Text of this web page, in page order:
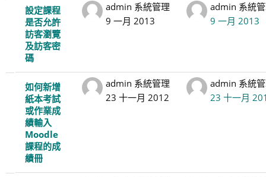
設定課程
是否允許
訪客瀏覽
及訪客密
碼
admin 系統管理
9 一月 2013
admin 系統
9 一月 2013
如何新增
紙本考試
或作業成
績輸入
Moodle
課程的成
績冊
admin 系統管理
23 十一月 2012
admin 系統
23 十一月